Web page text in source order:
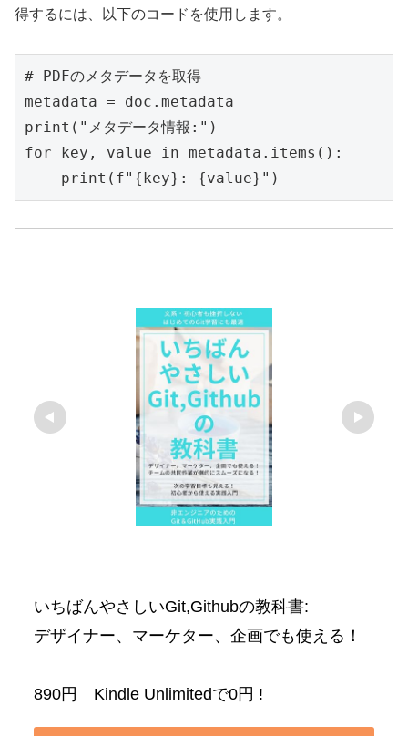
得するには、以下のコードを使用します。
# PDFのメタデータを取得
metadata = doc.metadata
print("メタデータ情報:")
for key, value in metadata.items():
    print(f"{key}: {value}")
いちばんやさしいGit,Githubの教科書:
デザイナー、マーケター、企画でも使える！
890円　Kindle Unlimitedで0円 !